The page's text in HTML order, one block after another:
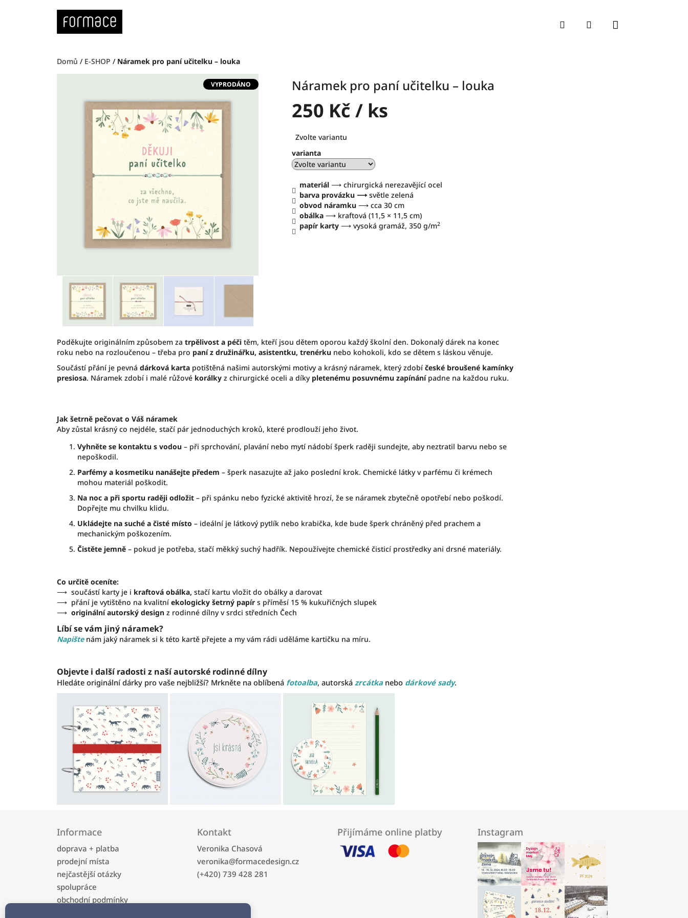
HledatPřihlášení
Domů / E-SHOP / Náramek pro paní učitelku – louka
VYPRODÁNO Náramek pro paní učitelku – louka
250 Kč / ks
cena:
Zvolte variantu
varianta
materiál ⟶ chirurgická nerezavějící ocel
barva provázku ⟶ světle zelená
obvod náramku ⟶ cca 30 cm
obálka⟶ kraftová (11,5 × 11,5 cm)
papír karty⟶ vysoká gramáž, 350 g/m2
Poděkujte originálním způsobem za trpělivost a péčitěm, kteří jsou dětem oporou každý školní den. Dokonalý dárek na konec
roku nebo na rozloučenou – třeba pro paní z družinářku, asistentku, trenérkunebo kohokoli, kdo se dětem s láskou věnuje.
Součástí přání je pevná dárková kartapotištěná našimi autorskými motivy a krásný náramek, který zdobí české broušené kamínky
presiosa. Náramek zdobí i malé růžové korálkyz chirurgické oceli a díky pletenému posuvnému zapínánípadne na každou ruku.
Jak šetrně pečovat o Váš náramek
Aby zůstal krásný co nejdéle, stačí pár jednoduchých kroků, které prodlouží jeho život.
Vyhněte se kontaktu s vodou– při sprchování, plavání nebo mytí nádobí šperk raději sundejte, aby neztratil barvu nebo se
nepoškodil.
Parfémy a kosmetiku nanášejte předem – šperk nasazujte až jako poslední krok. Chemické látky v parfému či krémech
mohou materiál poškodit.
Na noc a při sportu raději odložit – při spánku nebo fyzické aktivitě hrozí, že se náramek zbytečně opotřebí nebo poškodí.
Dopřejte mu chvilku klidu.
Ukládejte na suché a čisté místo – ideální je látkový pytlík nebo krabička, kde bude šperk chráněný před prachem a
mechanickým poškozením.
Čistěte jemně– pokud je potřeba, stačí měkký suchý hadřík. Nepoužívejte chemické čisticí prostředky ani drsné materiály.
Co určitě oceníte:
⟶ součástí karty je i kraftová obálka, stačí kartu vložit do obálky a darovat
⟶ přání je vytištěno na kvalitníekologicky šetrný papírs příměsí 15 % kukuřičných slupek
⟶ originální autorský designz rodinné dílny v srdci středních Čech
Líbí se vám jiný náramek?
Napište nám jaký náramek si k této kartě přejete a my vám rádi uděláme kartičku na míru.
Objevte i další radosti z naší autorské rodinné dílny
Hledáte originální dárky pro vaše nejbližší? Mrkněte na oblíbená fotoalba, autorská zrcátka nebo dárkové sady.
Informace
doprava + platba
prodejní místa
nejčastější otázky
spolupráce
obchodní podmínky
Kontakt
Veronika Chasová
veronika@formacedesign.cz
(+420) 739 428 281
Přijímáme online platby Instagram